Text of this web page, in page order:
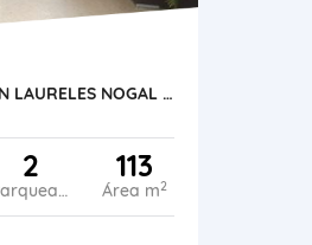
SE VENDE APARTAMENTO EN LAURELES NOGAL MEDELLIN
2
Parqueadero
113
Área m2